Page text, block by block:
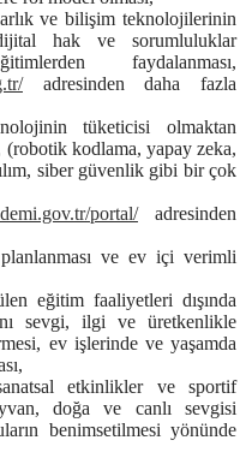
ve bilişim teknolojilerinin
hak ve sorumluluklar
faydalanması,
adresinden daha fazla
tüketicisi olmaktan
kodlama, yapay zeka,
siber güvenlik gibi bir çok
portal/adresinden
ve ev içi verimli
eğitim faaliyetleri dışında
sevgi, ilgi ve üretkenlikle
ev işlerinde ve yaşamda
etkinlikler ve sportif
doğa ve canlı sevgisi
benimsetilmesi yönünde